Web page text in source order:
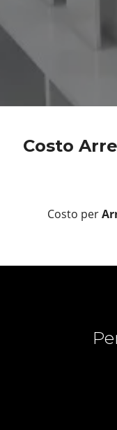
Costo
Costo per